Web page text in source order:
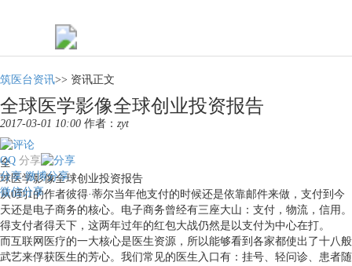
筑医台资讯>> 资讯正文
全球医学影像全球创业投资报告
2017-03-01 10:00 作者： zyt
分享
QQ
分享 微博分享
微信分享
全
球医学影像全球创业投资报告
从0到1的作者彼得·蒂尔当年他支付的时候还是依靠邮件来做，支付到今
天还是电子商务的核心。电子商务曾经有三座大山：支付，物流，信用。
得支付者得天下，这两年过年的红包大战仍然是以支付为中心在打。
而互联网医疗的一大核心是医生资源，所以能够看到各家都使出了十八般
武艺来俘获医生的芳心。我们常见的医生入口有：挂号、轻问诊、患者随